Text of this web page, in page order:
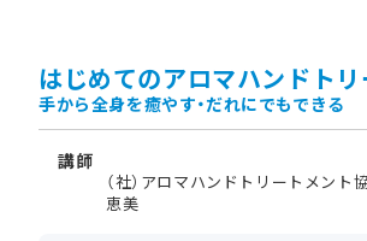
はじめてのアロマハンドトリ
手から全身を癒やす・だれにでもできる
講師
（社）アロマハンドトリートメント
恵美